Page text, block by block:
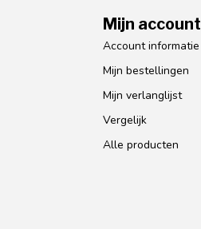
Mijn account
Account informatie
Mijn bestellingen
Mijn verlanglijst
Vergelijk
Alle producten